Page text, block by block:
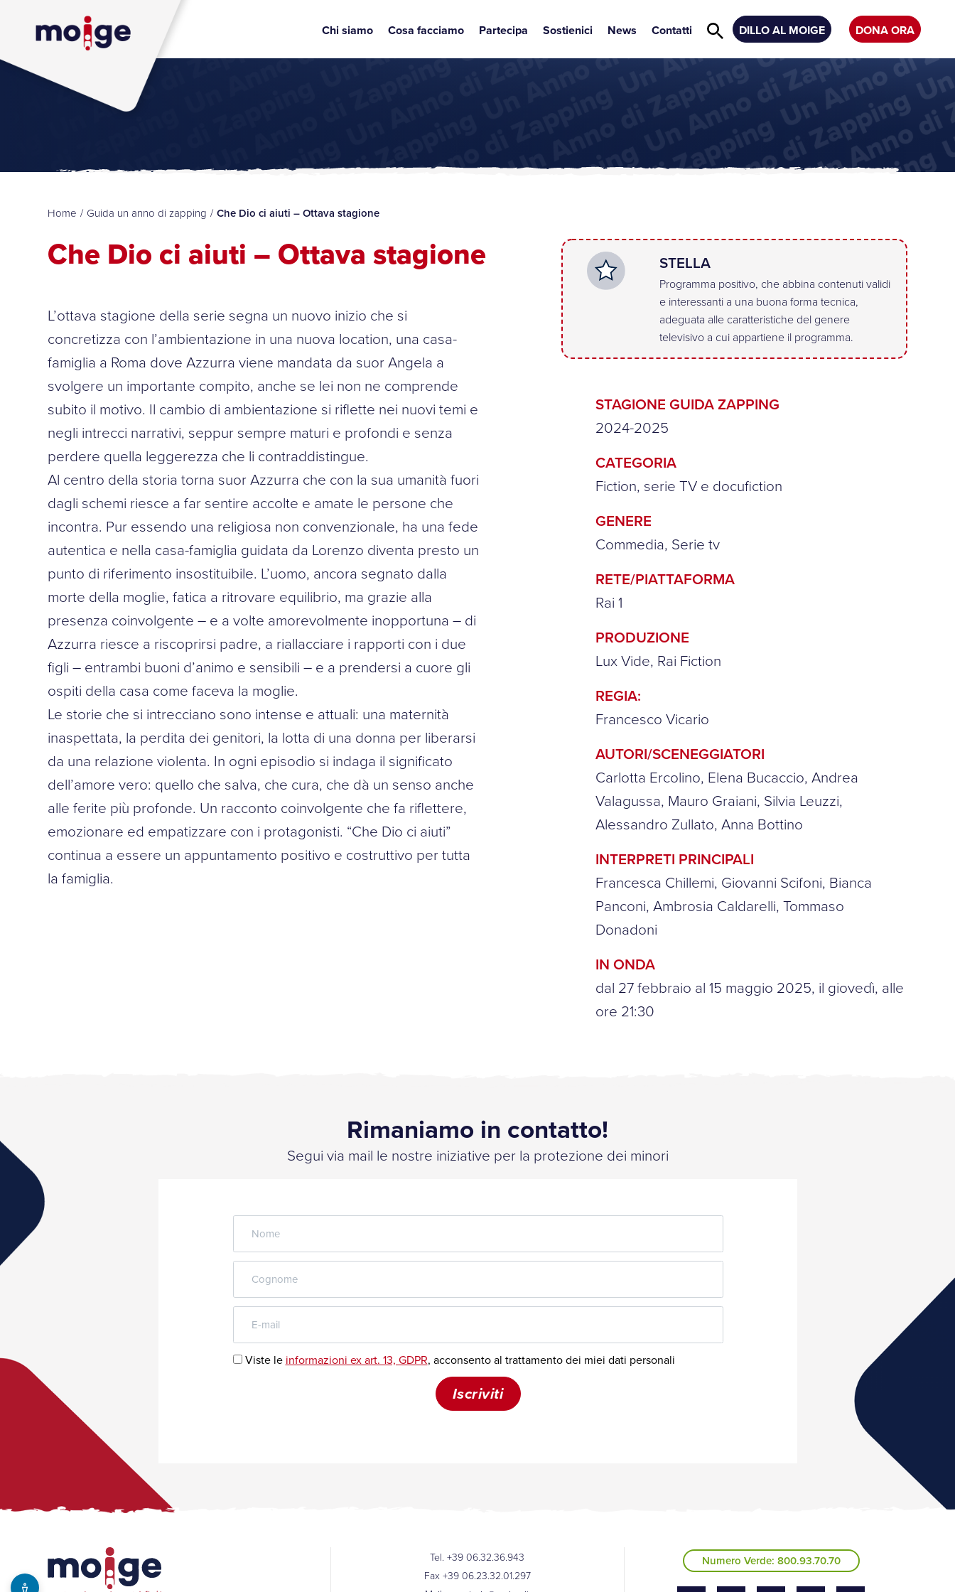
Chi siamo Cosa facciamo Partecipa Sostienici News Contatti DILLO AL MOIGE DONA ORA
Home / Guida un anno di zapping / Che Dio ci aiuti – Ottava stagione
Che Dio ci aiuti – Ottava stagione
L’ottava stagione della serie segna un nuovo inizio che si
concretizza con l’ambientazione in una nuova location, una casa-
famiglia a Roma dove Azzurra viene mandata da suor Angela a
svolgere un importante compito, anche se lei non ne comprende
subito il motivo. Il cambio di ambientazione si riflette nei nuovi temi e
negli intrecci narrativi, seppur sempre maturi e profondi e senza
perdere quella leggerezza che li contraddistingue.
Al centro della storia torna suor Azzurra che con la sua umanità fuori
dagli schemi riesce a far sentire accolte e amate le persone che
incontra. Pur essendo una religiosa non convenzionale, ha una fede
autentica e nella casa-famiglia guidata da Lorenzo diventa presto un
punto di riferimento insostituibile. L’uomo, ancora segnato dalla
morte della moglie, fatica a ritrovare equilibrio, ma grazie alla
presenza coinvolgente – e a volte amorevolmente inopportuna – di
Azzurra riesce a riscoprirsi padre, a riallacciare i rapporti con i due
figli – entrambi buoni d’animo e sensibili – e a prendersi a cuore gli
ospiti della casa come faceva la moglie.
Le storie che si intrecciano sono intense e attuali: una maternità
inaspettata, la perdita dei genitori, la lotta di una donna per liberarsi
da una relazione violenta. In ogni episodio si indaga il significato
dell’amore vero: quello che salva, che cura, che dà un senso anche
alle ferite più profonde. Un racconto coinvolgente che fa riflettere,
emozionare ed empatizzare con i protagonisti. “Che Dio ci aiuti”
continua a essere un appuntamento positivo e costruttivo per tutta
la famiglia.
STELLA
Programma positivo, che abbina contenuti validi
e interessanti a una buona forma tecnica,
adeguata alle caratteristiche del genere
televisivo a cui appartiene il programma.
STAGIONE GUIDA ZAPPING
2024-2025
CATEGORIA
Fiction, serie TV e docufiction
GENERE
Commedia, Serie tv
RETE/PIATTAFORMA
Rai 1
PRODUZIONE
Lux Vide, Rai Fiction
REGIA:
Francesco Vicario
AUTORI/SCENEGGIATORI
Carlotta Ercolino, Elena Bucaccio, Andrea
Valagussa, Mauro Graiani, Silvia Leuzzi,
Alessandro Zullato, Anna Bottino
INTERPRETI PRINCIPALI
Francesca Chillemi, Giovanni Scifoni, Bianca
Panconi, Ambrosia Caldarelli, Tommaso
Donadoni
IN ONDA
dal 27 febbraio al 15 maggio 2025, il giovedì, alle
ore 21:30
Rimaniamo in contatto!
Segui via mail le nostre iniziative per la protezione dei minori
Tel. +39 06.32.36.943
Fax +39 06.23.32.01.297
Numero Verde: 800.93.70.70